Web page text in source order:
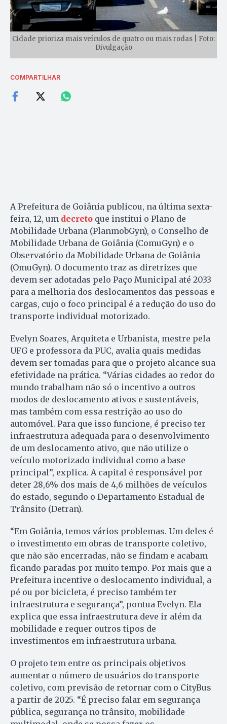
Cidade prioriza mais veículos de quatro ou mais rodas | Foto:
Divulgação
COMPARTILHAR
A Prefeitura de Goiânia publicou, na última sexta-
feira, 12, um decreto que institui o Plano de
Mobilidade Urbana (PlanmobGyn), o Conselho de
Mobilidade Urbana de Goiânia (ComuGyn) e o
Observatório da Mobilidade Urbana de Goiânia
(OmuGyn). O documento traz as diretrizes que
devem ser adotadas pelo Paço Municipal até 2033
para a melhoria dos deslocamentos das pessoas e
cargas, cujo o foco principal é a redução do uso do
transporte individual motorizado.
Evelyn Soares, Arquiteta e Urbanista, mestre pela
UFG e professora da PUC, avalia quais medidas
devem ser tomadas para que o projeto alcance sua
efetividade na prática. “Várias cidades ao redor do
mundo trabalham não só o incentivo a outros
modos de deslocamento ativos e sustentáveis,
mas também com essa restrição ao uso do
automóvel. Para que isso funcione, é preciso ter
infraestrutura adequada para o desenvolvimento
de um deslocamento ativo, que não utilize o
veículo motorizado individual como a base
principal”, explica. A capital é responsável por
deter 28,6% dos mais de 4,6 milhões de veículos
do estado, segundo o Departamento Estadual de
Trânsito (Detran).
“Em Goiânia, temos vários problemas. Um deles é
o investimento em obras de transporte coletivo,
que não são encerradas, não se findam e acabam
ficando paradas por muito tempo. Por mais que a
Prefeitura incentive o deslocamento individual, a
pé ou por bicicleta, é preciso também ter
infraestrutura e segurança”, pontua Evelyn. Ela
explica que essa infraestrutura deve ir além da
mobilidade e requer outros tipos de
investimentos em infraestrutura urbana.
O projeto tem entre os principais objetivos
aumentar o número de usuários do transporte
coletivo, com previsão de retornar com o CityBus
a partir de 2025. “É preciso falar em segurança
pública, segurança no trânsito, mobilidade